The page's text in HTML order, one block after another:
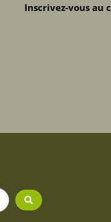
Inscrivez-vous au